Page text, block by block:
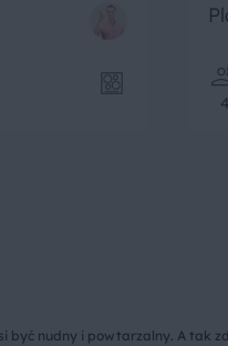
4
być nudny i powtarzalny. A tak